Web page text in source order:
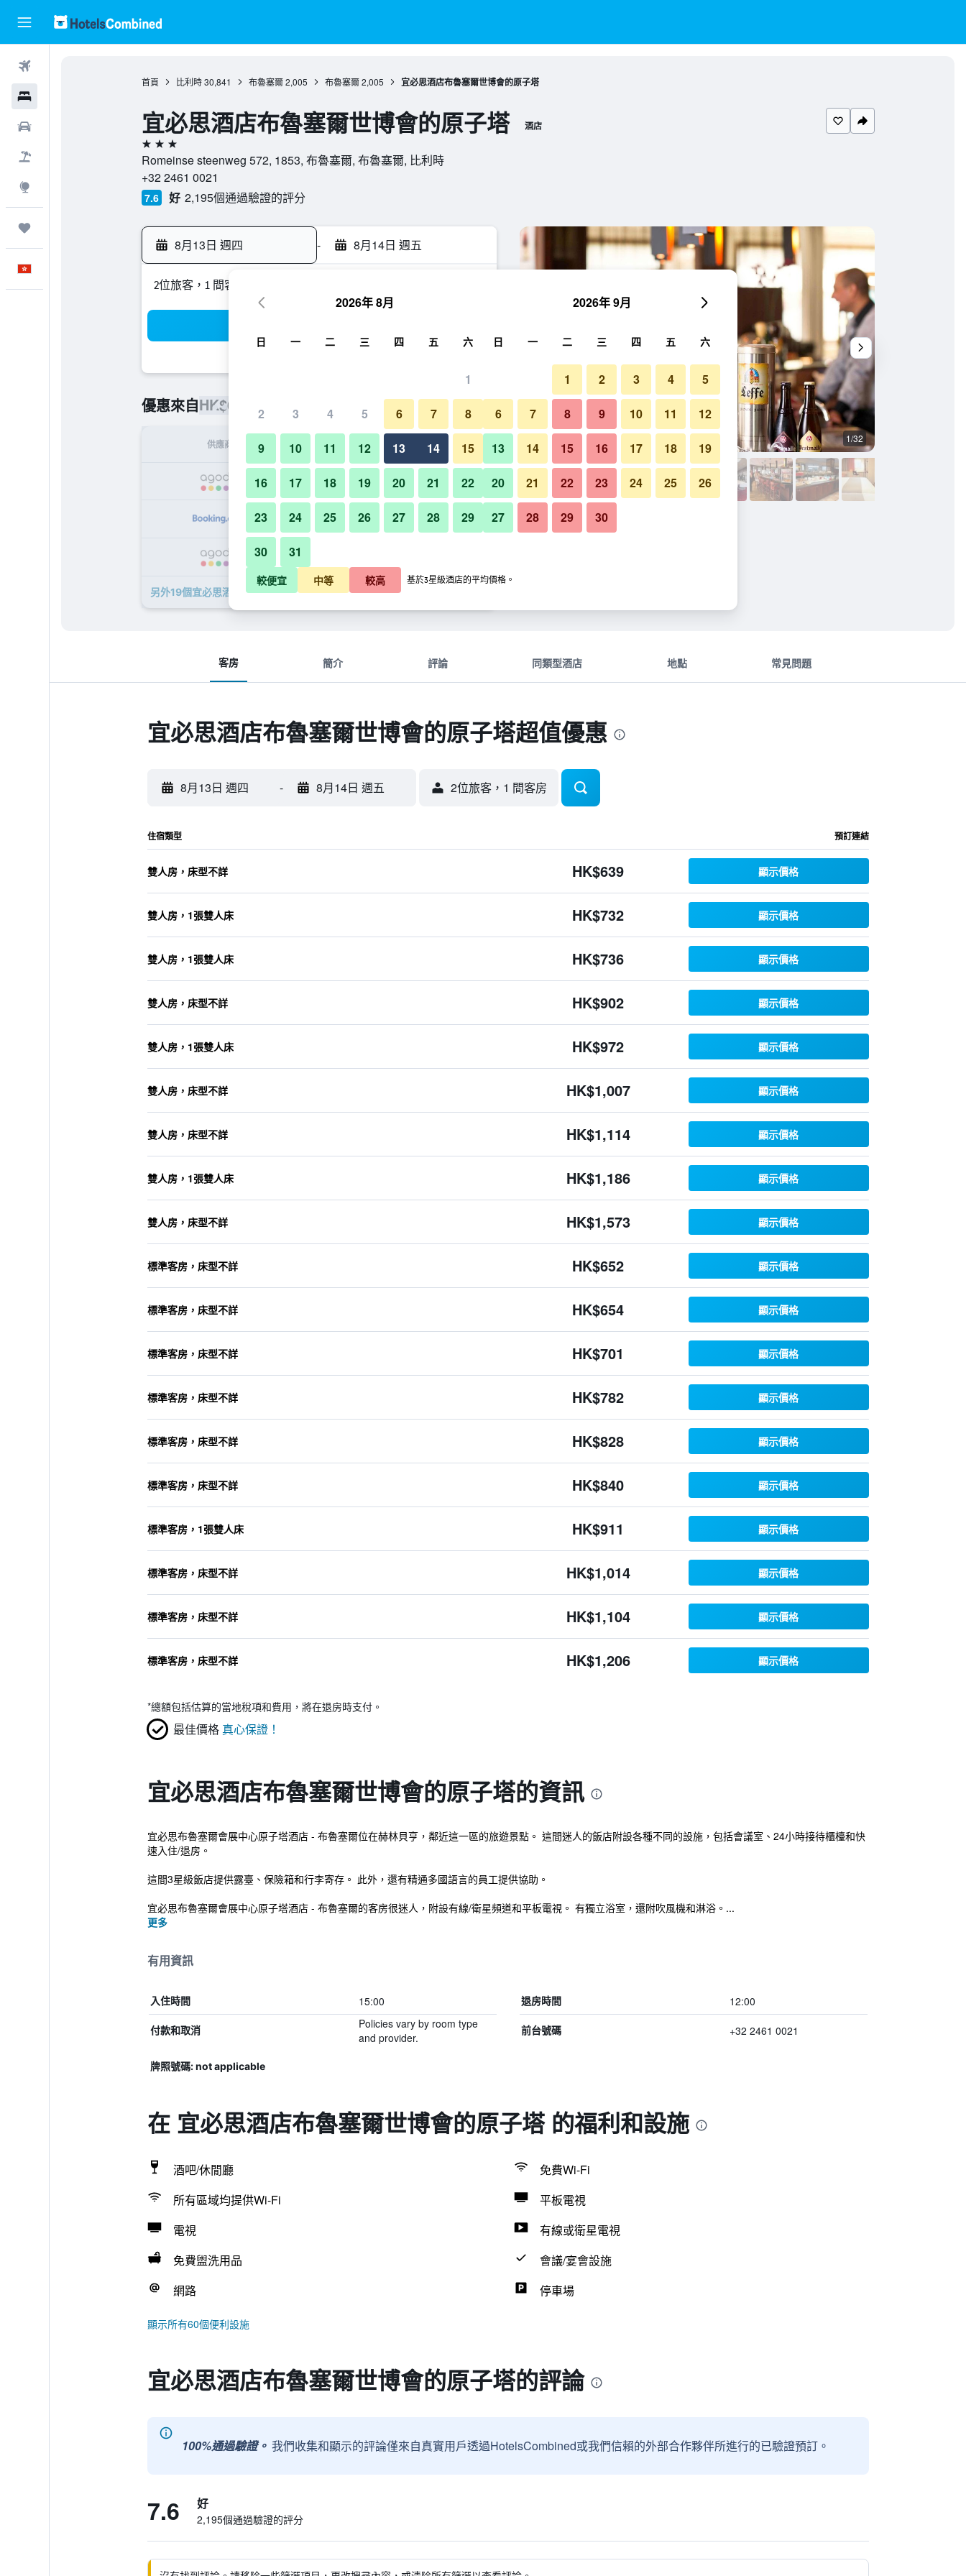
首頁 比利時 30,841 布魯塞爾 2,005 布魯塞爾 2,005 宜必思酒店布魯塞爾世博會的原子塔
宜必思酒店布魯塞爾世博會的原子塔 酒店
3星級
Romeinse steenweg 572, 1853, 布魯塞爾, 布魯塞爾, 比利時
+32 2461 0021
7.6 好 2,195個通過驗證的評分
8月13日 週四 - 8月14日 週五
2位旅客，1 間客房
優惠來自HK$639
供應商 每晚總額
HK$639 查看優惠
HK$652 查看優惠
另外19個宜必思酒店布魯塞爾世博會的原子塔​的優惠
酒吧 1/32
宜必思酒店布魯塞爾世博會的原子塔的照片
客房 簡介 評論 同類型酒店 地點 常見問題
宜必思酒店布魯塞爾世博會的原子塔超值優惠
8月13日 週四 - 8月14日 週五 2位旅客，1 間客房
住宿類型 預訂連結
雙人房，床型不詳 HK$639 顯示價格
雙人房，1張雙人床 HK$732 顯示價格
雙人房，1張雙人床 HK$736 顯示價格
雙人房，床型不詳 HK$902 顯示價格
雙人房，1張雙人床 HK$972 顯示價格
雙人房，床型不詳 HK$1,007 顯示價格
雙人房，床型不詳 HK$1,114 顯示價格
雙人房，1張雙人床 HK$1,186 顯示價格
雙人房，床型不詳 HK$1,573 顯示價格
標準客房，床型不詳 HK$652 顯示價格
標準客房，床型不詳 HK$654 顯示價格
標準客房，床型不詳 HK$701 顯示價格
標準客房，床型不詳 HK$782 顯示價格
標準客房，床型不詳 HK$828 顯示價格
標準客房，床型不詳 HK$840 顯示價格
標準客房，1張雙人床 HK$911 顯示價格
標準客房，床型不詳 HK$1,014 顯示價格
標準客房，床型不詳 HK$1,104 顯示價格
標準客房，床型不詳 HK$1,206 顯示價格
*總額包括估算的當地稅項和費用，將在退房時支付。
最佳價格 真心保證！
宜必思酒店布魯塞爾世博會的原子塔的資訊
宜必思布魯塞爾會展中心原子塔酒店 - 布魯塞爾位在赫林貝亨，鄰近這一區的旅遊景點。 這間迷人的飯店附設各種不同的設施，包括會議室、24小時接待櫃檯和快
速入住/退房。
這間3星級飯店提供露臺、保險箱和行李寄存。 此外，還有精通多國語言的員工提供協助。
宜必思布魯塞爾會展中心原子塔酒店 - 布魯塞爾的客房很迷人，附設有線/衛星頻道和平板電視。 有獨立浴室，還附吹風機和淋浴。...
更多
有用資訊
入住時間 15:00 退房時間 12:00
付款和取消
Policies vary by room type
and provider.
前台號碼 +32 2461 0021
牌照號碼: not applicable
在 宜必思酒店布魯塞爾世博會的原子塔 的福利和設施
酒吧/休閒廳
免費Wi-Fi
所有區域均提供Wi-Fi
平板電視
電視
有線或衛星電視
免費盥洗用品
會議/宴會設施
網路
停車場
顯示所有60個便利設施
宜必思酒店布魯塞爾世博會的原子塔的評論
100%通過驗證。 我們收集和顯示的評論僅來自真實用戶透過HotelsCombined或我們信賴的外部合作夥伴所進行的已驗證預訂。
7.6 好
2,195個通過驗證的評分
2026年 8月
日 一 二 三 四 五 六
1
2 3 4 5 6 7 8
9 10 11 12 13 14 15
16 17 18 19 20 21 22
23 24 25 26 27 28 29
30 31
2026年 9月
日 一 二 三 四 五 六
1 2 3 4 5
6 7 8 9 10 11 12
13 14 15 16 17 18 19
20 21 22 23 24 25 26
27 28 29 30
較便宜 中等 較高 基於3星級酒店的平均價格。